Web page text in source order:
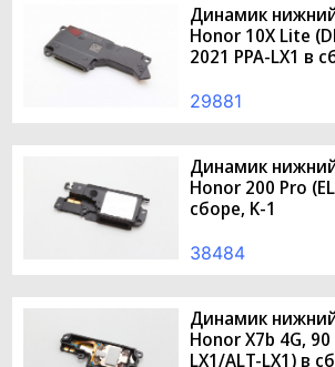
Динамик
Honor 10X Lite
2021 PPA-LX1 в
29881
Динамик
Honor 200 Pro
сборе, K-1
38484
Динамик
Honor X7b 4G,
LX1/ALT-LX1) в